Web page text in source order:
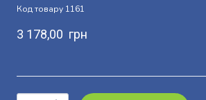
Код товару 1161
3 178,00  грн